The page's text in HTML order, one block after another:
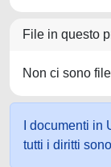
File in questo
Non ci sono
I documenti
tutti i diritti